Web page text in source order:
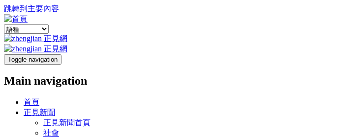
跳轉到主要內容
Toggle navigation
Main navigation
首頁
正見新聞
正見新聞首頁
社會